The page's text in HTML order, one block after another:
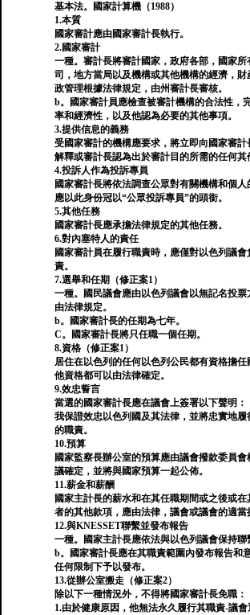
基本法。國家計算機（1988）
1.本質
國家審計應由國家審計長執行。
2.國家審計
一種。審計長將審計國家，政府各部，國家
司，地方當局以及機構或其他機構的經濟，
政管理根據法律規定，由州審計長審核。
b。國家審計員應檢查被審計機構的合法性，
率和經濟性，以及他認為必要的其他事項。
3.提供信息的義務
受國家審計的機構應要求，將立即向國家審計
解釋或審計長認為出於審計目的所需的任何其
4.投訴人作為投訴專員
國家審計長將依法調查公眾對有關機構和個
應以此身份冠以“公眾投訴專員”的頭銜。
5.其他任務
國家審計長應承擔法律規定的其他任務。
6.對內塞特人的責任
國家審計員在履行職責時，應僅對以色列議
責。
7.選舉和任期（修正案1）
一種。國民議會應由以色列議會以無記名投
由法律規定。
b。國家審計長的任期為七年。
C。國家審計長將只任職一個任期。
8.資格（修正案1）
居住在以色列的任何以色列公民都有資格擔
他資格都可以由法律確定。
9.效忠誓言
當選的國家審計長應在議會上簽署以下聲明：
我保證效忠以色列國及其法律，並將忠實地履
的職責。
10.預算
國家監察長辦公室的預算應由議會撥款委員
議確定，並將與國家預算一起公佈。
11.薪金和薪酬
國家主計長的薪水和在其任職期間或之後或
者的其他款項，應由法律，議會或議會的適當
12.與KNESSET聯繫並發布報告
一種。國家主計長應依法與以色列議會保持聯
b。國家審計長應在其職責範圍內發布報告和
任何限制下予以發布。
13.從辦公室搬走（修正案2）
除以下一種情況外，不得將國家審計長免職：
1.由於健康原因，他無法永久履行其職責-議